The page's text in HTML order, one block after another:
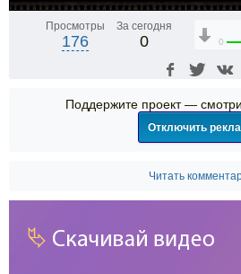
Просмотры
176
За сегодня
0 0
Поддержите проект —
Отключить
Читать